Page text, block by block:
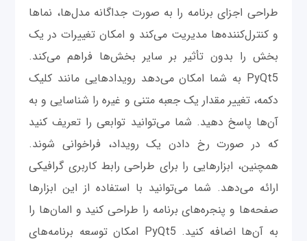
طراحی اجزای برنامه را به صورت جداگانه مدل‌ها، نماها
و کنترل‌کننده‌ها مدیریت می‌کند و امکان تغییرات در یک
بخش را بدون تأثیر بر سایر بخش‌ها فراهم می‌کند.
PyQt5 به شما امکان می‌دهد رویدادهایی مانند کلیک
دکمه، تغییر مقدار یک جعبه متنی و غیره را شناسایی و به
آن‌ها پاسخ دهید. شما می‌توانید توابعی را تعریف کنید
که در صورت رخ دادن یک رویداد، فراخوانی شوند.
همچنین، ابزارهایی را برای طراحی رابط کاربری گرافیکی
ارائه می‌دهد. شما می‌توانید با استفاده از این ابزارها
صفحه‌ها و پنجره‌های برنامه را طراحی کنید و المان‌ها را
به آن‌ها اضافه کنید. PyQt5 امکان توسعه برنامه‌های